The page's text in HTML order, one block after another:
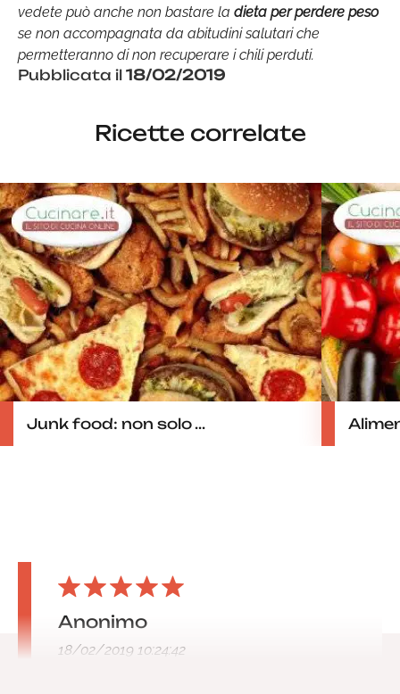
vedete può anche non bastare la dieta per perdere peso
se non accompagnata da abitudini salutari che
permetteranno di non recuperare i chili perduti.
Pubblicata il 18/02/2019
Ricette correlate
Junk food: non solo ...
Anonimo
18/02/2019 10:24:42